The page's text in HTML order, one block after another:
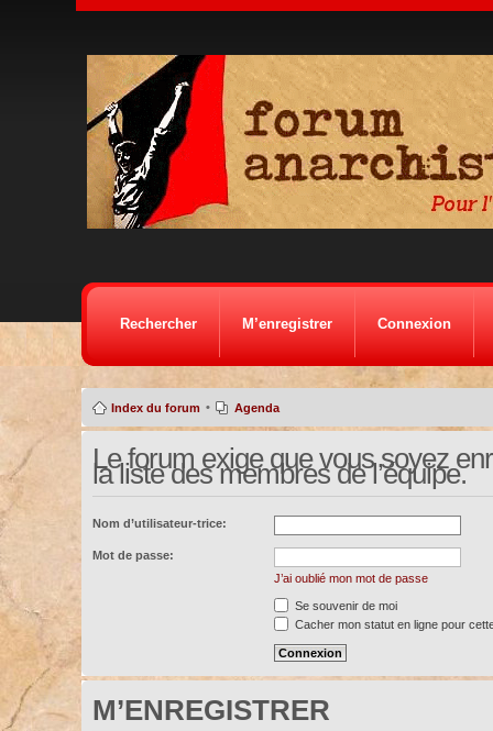
Rechercher M’enregistrer Connexion
Index du forum • Agenda
Le forum exige que vous soyez
la liste des membres de l’équipe.
Nom d’utilisateur-trice:
Mot de passe:
J’ai oublié mon mot de passe
Se souvenir de moi
Cacher mon statut en ligne pour
M’ENREGISTRER